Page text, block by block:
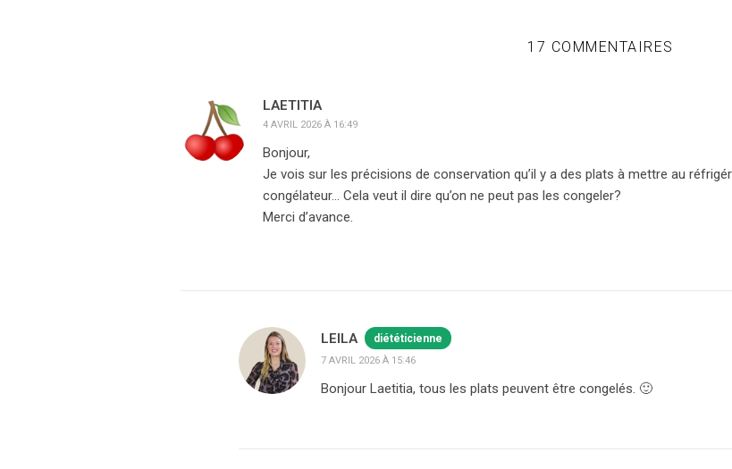
17 COMMENTAIRES
LAETITIA
4 AVRIL 2026 À 16:49
Bonjour,
Je vois sur les précisions de conservation qu’il y a des plats à mettre au
congélateur… Cela veut il dire qu’on ne peut pas les congeler?
Merci d’avance.
LEILA diététicienne
7 AVRIL 2026 À 15:46
Bonjour Laetitia, tous les plats peuvent être congelés. 🙂